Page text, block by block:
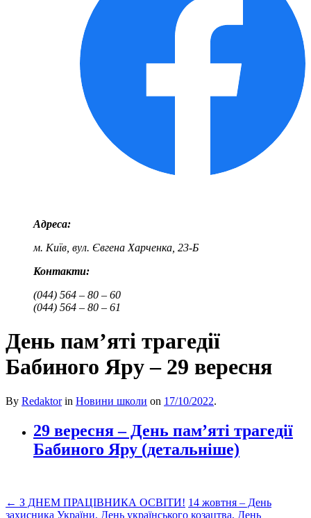
Адреса:
м. Київ, вул. Євгена Харченка, 23-Б
Контакти:
(044) 564 – 80 – 60
(044) 564 – 80 – 61
День пам’яті трагедії
Бабиного Яру – 29 вересня
By Redaktor in Новини школи on 17/10/2022.
29 вересня – День пам’яті трагедії
Бабиного Яру (детальніше)
← З ДНЕМ ПРАЦІВНИКА ОСВІТИ! 14 жовтня – День
захисника України, День українського козацтва, День